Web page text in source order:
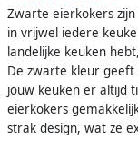
Zwarte eierkokers
in vrijwel iedere
landelijke keuken
De zwarte kleur
jouw keuken er altijd
eierkokers
strak design, wat ze